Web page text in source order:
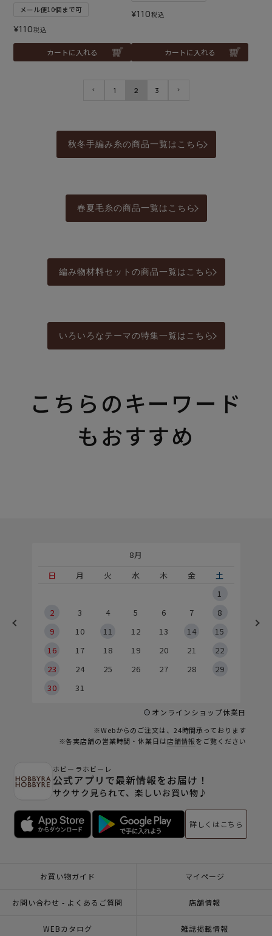
メール便10個まで可
¥110税込
カートに入れる
¥110税込
カートに入れる
1 2 3
秋冬手編み糸の商品一覧はこちら
春夏毛糸の商品一覧はこちら
編み物材料セットの商品一覧はこちら
いろいろなテーマの特集一覧はこちら
こちらのキーワード
もおすすめ
8月
日
月 火 水 木 金
土
1
2
3 4 5 6 7
8
9
10 11 12 13 14
15
16
17 18 19 20 21
22
23
24 25 26 27 28
29
30
31
オンラインショップ休業日
※Webからのご注文は、24時間承っております
※各実店舗の営業時間・休業日は店舗情報をご覧ください
ホビーラホビーレ
公式アプリで最新情報をお届け！
サクサク見られて、楽しいお買い物♪
詳しくはこちら
お買い物ガイド マイページ
お問い合わせ - よくあるご質問 店舗情報
WEBカタログ 雑誌掲載情報